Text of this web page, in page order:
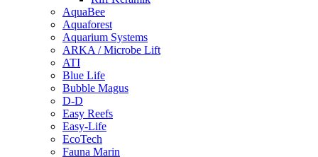
AquaBee
Aquaforest
Aquarium Systems
ARKA / Microbe Lift
ATI
Blue Life
Bubble Magus
D-D
Easy Reefs
Easy-Life
EcoTech
Fauna Marin